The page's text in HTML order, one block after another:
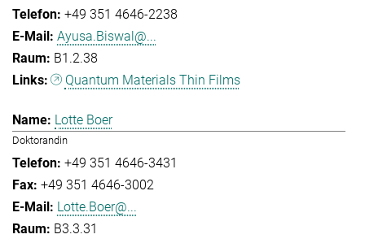
+49 351 4646-2238
Ayusa.Biswal@...
B1.2.38
Quantum Materials Thin Films
Lotte Boer
Doktorandin
+49 351 4646-3431
+49 351 4646-3002
Lotte.Boer@...
B3.3.31